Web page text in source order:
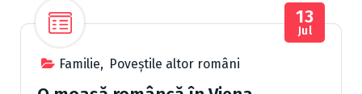
Familie, Poveștile altor români
13
Jul